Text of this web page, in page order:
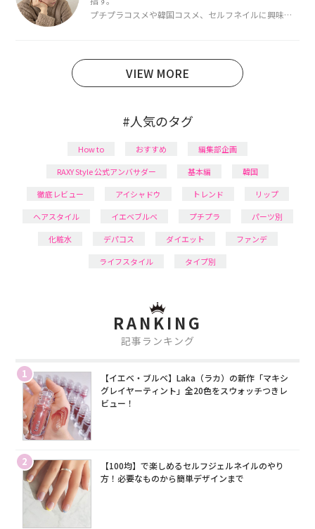
プチプラコスメや韓国コスメ、セルフネイルに興味が
日本化粧品検定1級保有。
VIEW MORE
#人気のタグ
How to おすすめ
編集部企画
RAXY Style 公式アンバサダー
基本編
韓国
徹底レビュー
アイシャドウ トレンド
リップ
ヘアスタイル
イエベブルベ プチプラ
パーツ別
化粧水
デパコス ダイエット
ファンデ
ライフスタイル
タイプ別
RANKING
記事ランキング
1
【イエベ・ブルベ】Laka（ラカ）の新作「マキシ
グレイヤーティント」全20色をスウォッチつきレ
ビュー！
2
【100均】で楽しめるセルフジェルネイルのやり
方！必要なものから簡単デザインまで